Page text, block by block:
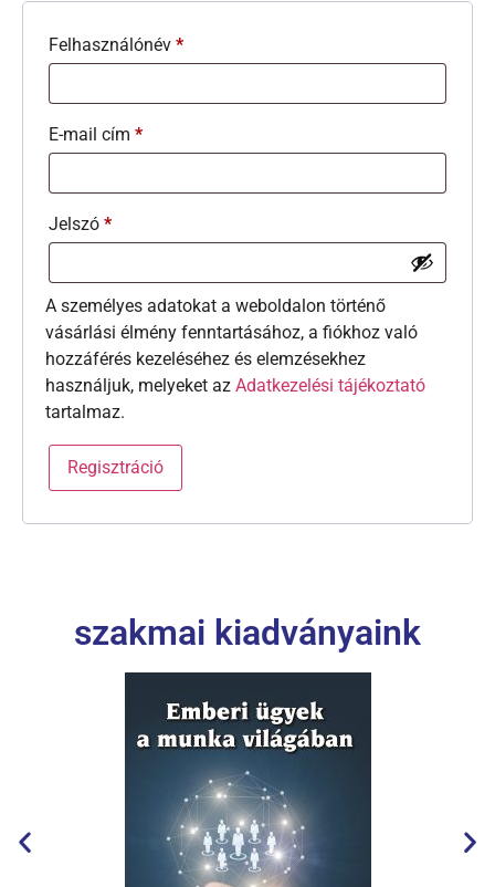
Felhasználónév *
E-mail cím *
Jelszó *
A személyes adatokat a weboldalon történő
vásárlási élmény fenntartásához, a fiókhoz való
hozzáférés kezeléséhez és elemzésekhez
használjuk, melyeket az Adatkezelési tájékoztató
tartalmaz.
Regisztráció
szakmai kiadványaink